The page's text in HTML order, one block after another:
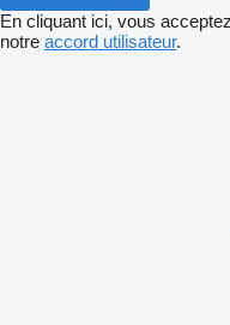
En cliquant ici, vous
notre accord utilisateur.